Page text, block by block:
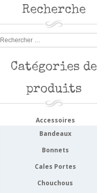
Recherche
Rechercher
Catégories de
produits
Accessoires
Bandeaux
Bonnets
Cales Portes
Chouchous